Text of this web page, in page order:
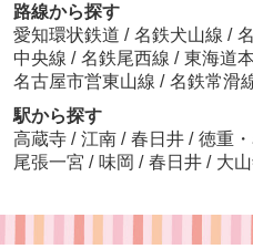
路線から探す
愛知環状鉄道 / 名鉄犬山線 /
中央線 / 名鉄尾西線 / 東海道
名古屋市営東山線 / 名鉄常滑
駅から探す
高蔵寺 / 江南 / 春日井 / 徳重
尾張一宮 / 味岡 / 春日井 / 大